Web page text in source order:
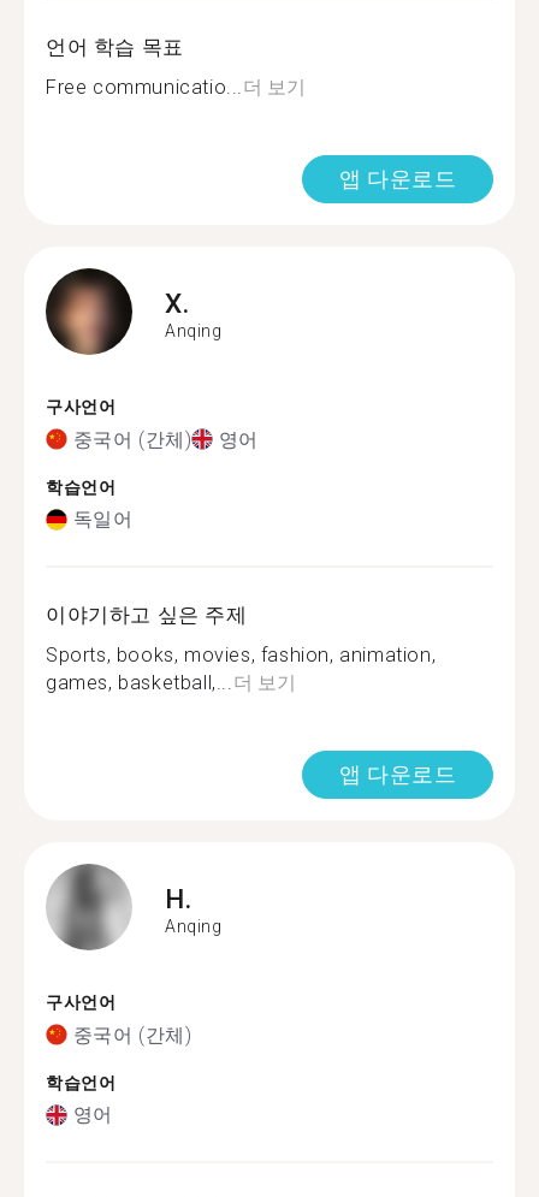
언어 학습 목표
Free communicatio...더 보기
앱 다운로드
X.
Anqing
구사언어
중국어 (간체) 영어
학습언어
독일어
이야기하고 싶은 주제
Sports, books, movies, fashion, animation,
games, basketball,...더 보기
앱 다운로드
H.
Anqing
구사언어
중국어 (간체)
학습언어
영어